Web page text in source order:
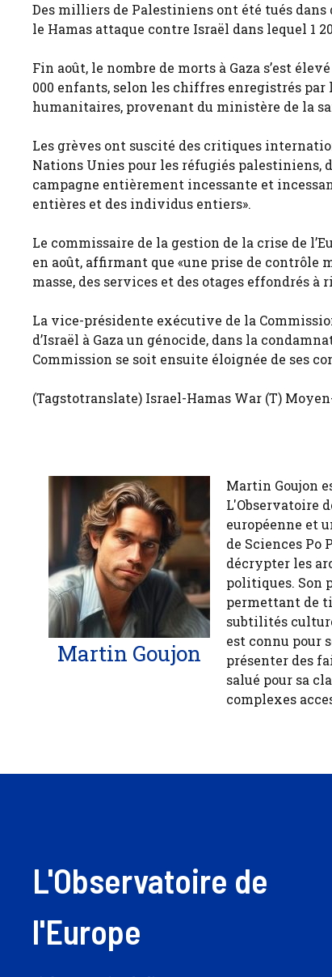
Des milliers de Palestiniens ont été tués dans
le Hamas attaque contre Israël dans lequel 1
Fin août, le nombre de morts à Gaza s’est
000 enfants, selon les chiffres enregistrés
humanitaires, provenant du ministère de la
Les grèves ont suscité des critiques
Nations Unies pour les réfugiés palestiniens,
campagne entièrement incessante et
entières et des individus entiers».
Le commissaire de la gestion de la crise de
en août, affirmant que «une prise de
masse, des services et des otages effondrés à
La vice-présidente exécutive de la
d’Israël à Gaza un génocide, dans la
Commission se soit ensuite éloignée de ses
(Tagstotranslate) Israel-Hamas War (T)
Martin Goujon
Martin Goujon
L'Observatoire
européenne et
de Sciences Po
décrypter les
politiques. Son
permettant de
subtilités
est connu pour
présenter des
salué pour sa
complexes
L'Observatoire de
l'Europe